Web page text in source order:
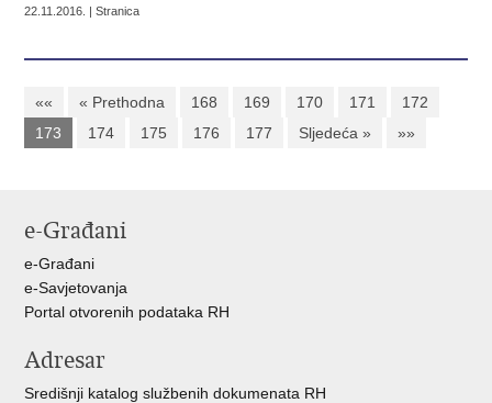
22.11.2016. | Stranica
«« « Prethodna 168 169 170 171
172
173
174 175 176 177 Sljedeća » »»
e-Građani
e-Građani
e-Savjetovanja
Portal otvorenih podataka RH
Adresar
Središnji katalog službenih dokumenata RH